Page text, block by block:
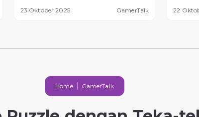
23 Oktober 2025 GamerTalk 22
Home GamerTalk